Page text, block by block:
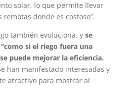
solar, lo que permite llevar
remotas donde es costoso”.
también evoluciona, y se
si el riego fuera una
puede mejorar la eficiencia.
han manifestado interesadas y
atractivo para mostrar al